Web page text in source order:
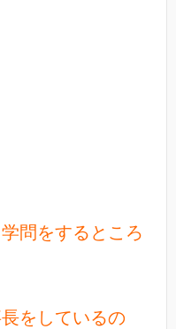
問をするところ
をしているの